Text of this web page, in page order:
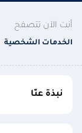
أنت الآن تتصفح
الخدمات الشخصية
نبذة عنّا